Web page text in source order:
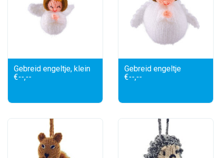
Gebreid engeltje, klein
€--,--
Gebreid engeltje
€--,--